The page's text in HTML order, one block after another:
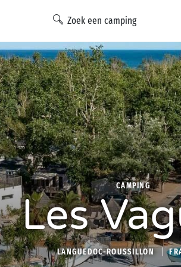
Zoek een camping
CAMPING
Les
LANGUEDOC-ROUSSILLON